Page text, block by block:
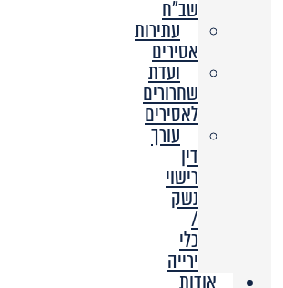
שב”ח
עתירות
אסירים
ועדת
שחרורים
לאסירים
עורך
דין
רישוי
נשק
/
כלי
ירייה
אודות